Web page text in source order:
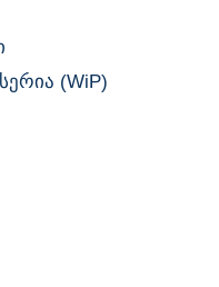
(WiP)